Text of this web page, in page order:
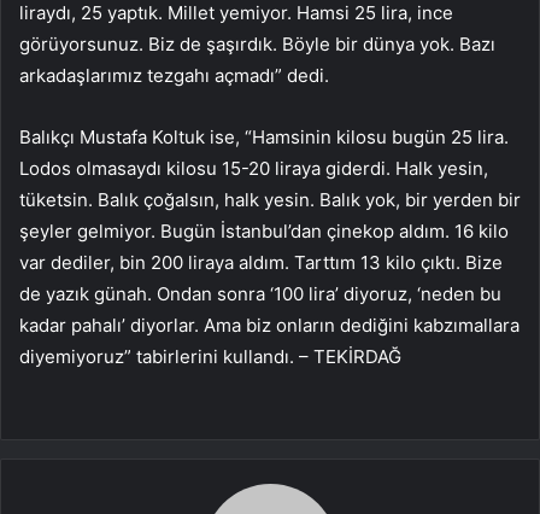
liraydı, 25 yaptık. Millet yemiyor. Hamsi 25 lira, ince
görüyorsunuz. Biz de şaşırdık. Böyle bir dünya yok. Bazı
arkadaşlarımız tezgahı açmadı” dedi.
Balıkçı Mustafa Koltuk ise, “Hamsinin kilosu bugün 25 lira.
Lodos olmasaydı kilosu 15-20 liraya giderdi. Halk yesin,
tüketsin. Balık çoğalsın, halk yesin. Balık yok, bir yerden bir
şeyler gelmiyor. Bugün İstanbul’dan çinekop aldım. 16 kilo
var dediler, bin 200 liraya aldım. Tarttım 13 kilo çıktı. Bize
de yazık günah. Ondan sonra ‘100 lira’ diyoruz, ‘neden bu
kadar pahalı’ diyorlar. Ama biz onların dediğini kabzımallara
diyemiyoruz” tabirlerini kullandı. – TEKİRDAĞ